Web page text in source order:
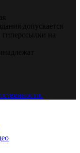
допускается
на